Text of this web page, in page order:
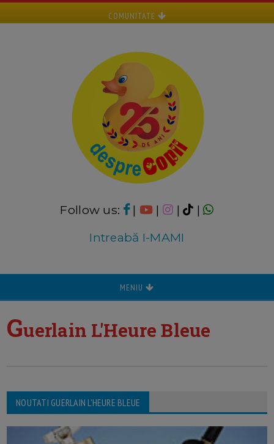
COMUNITATE
Follow us: | | |
|
Intreabă I-MAMI
MENIU
Guerlain L'Heure Bleue
NOUTATI GUERLAIN L'HEURE BLEUE